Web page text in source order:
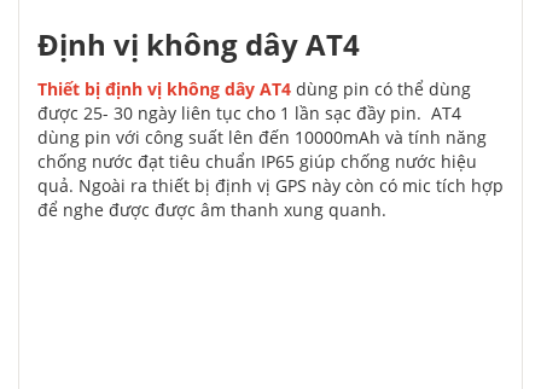
Định vị không dây AT4
Thiết bị định vị không dây AT4 dùng pin có thể dùng
được 25- 30 ngày liên tục cho 1 lần sạc đầy pin. AT4
dùng pin với công suất lên đến 10000mAh và tính năng
chống nước đạt tiêu chuẩn IP65 giúp chống nước hiệu
quả. Ngoài ra thiết bị định vị GPS này còn có mic tích hợp
để nghe được được âm thanh xung quanh.